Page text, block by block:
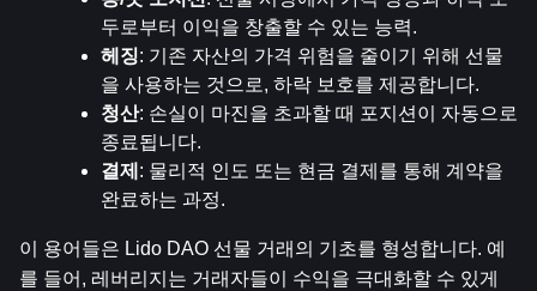
두로부터 이익을 창출할 수 있는 능력.
헤징: 기존 자산의 가격 위험을 줄이기 위해 선물
을 사용하는 것으로, 하락 보호를 제공합니다.
청산: 손실이 마진을 초과할 때 포지션이 자동으로
종료됩니다.
결제 : 물리적 인도 또는 현금 결제를 통해 계약을
완료하는 과정.
이 용어들은 Lido DAO 선물 거래의 기초를 형성합니다. 예
를 들어, 레버리지는 거래자들이 수익을 극대화할 수 있게